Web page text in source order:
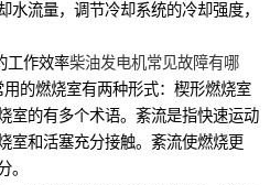
水流量，调节冷却系统的冷却强度，
作效率柴油发电机常见故障有哪
的燃烧室有两种形式：楔形燃烧室
室的有多个术语。紊流是指快速运动
室和活塞充分接触。紊流使燃烧更
。